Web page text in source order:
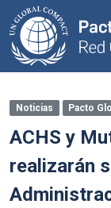
Noticias Pacto
ACHS y
realizarán